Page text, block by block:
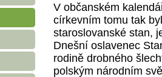
V občanském
církevním tomu tak
staroslovanské stan,
Dnešní oslavenec
rodině drobného
polským národním